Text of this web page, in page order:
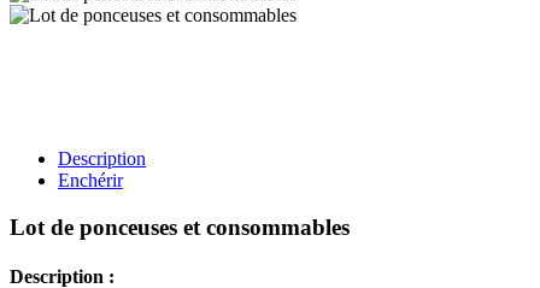
Description
Enchérir
Lot de ponceuses et consommables
Description :